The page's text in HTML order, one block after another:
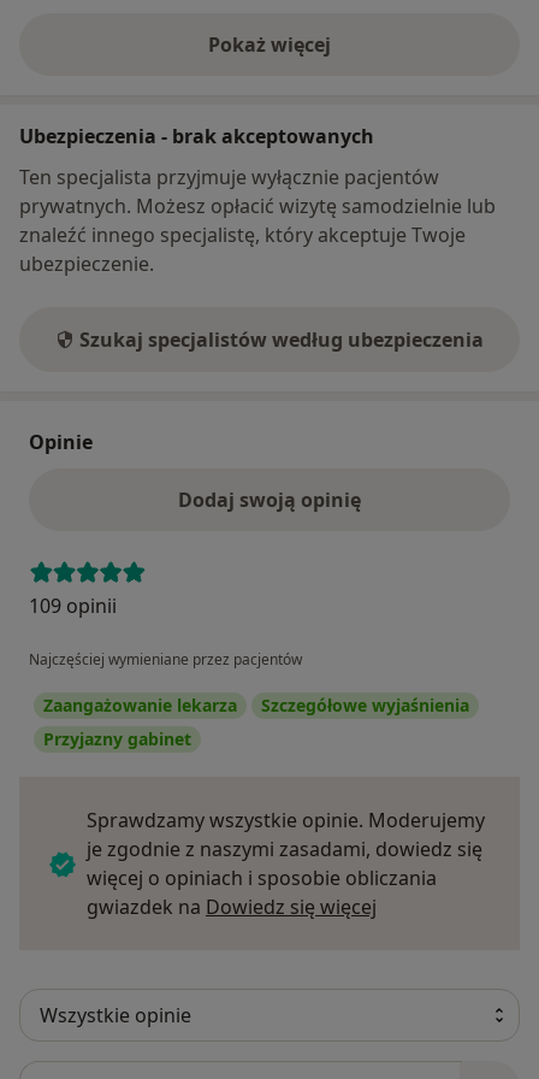
Pokaż więcej
o adresie
Ubezpieczenia - brak akceptowanych
Ten specjalista przyjmuje wyłącznie pacjentów
prywatnych. Możesz opłacić wizytę samodzielnie lub
znaleźć innego specjalistę, który akceptuje Twoje
ubezpieczenie.
Szukaj specjalistów według ubezpieczenia
Opinie
Dodaj swoją opinię
109 opinii
Najczęściej wymieniane przez pacjentów
Zaangażowanie lekarza
Szczegółowe wyjaśnienia
Przyjazny gabinet
Sprawdzamy wszystkie opinie. Moderujemy
je zgodnie z naszymi zasadami, dowiedz się
więcej o opiniach i sposobie obliczania
gwiazdek na Dowiedz się więcej